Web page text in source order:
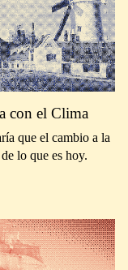
con el Clima
que el cambio a la
lo que es hoy.